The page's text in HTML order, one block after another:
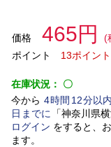
価格 465円
(
ポイント
13ポイン
在庫状況： 〇
今から 4時間 12分以内
日 までに 「神奈川県
ログイン をすると、
ます。